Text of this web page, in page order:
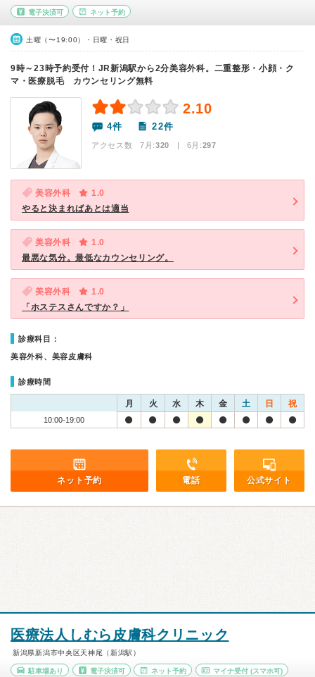
電子決済可 ネット予約
土曜（〜19:00）・日曜・祝日
9時～23時予約受付！JR新潟駅から2分美容外科。二重整形・小顔・ク
マ・医療脱毛 カウンセリング無料
2.10
4件 22件
アクセス数 7月:320 | 6月:297
美容外科
1.0
やると決まればあとは適当
美容外科
1.0
最悪な気分。最低なカウンセリング。
美容外科
1.0
「ホステスさんですか？」
診療科目：
美容外科、美容皮膚科
診療時間
月 火 水 木 金 土 日 祝
10:00-19:00
ネット予約 電話 公式サイト
医療法人しむら皮膚科クリニック
新潟県新潟市中央区天神尾（新潟駅）
駐車場あり 電子決済可 ネット予約 マイナ受付 (スマホ可)